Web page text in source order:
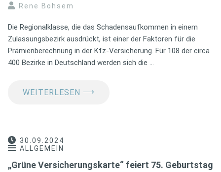
Rene Bohsem
Die Regionalklasse, die das Schadensaufkommen in einem
Zulassungsbezirk ausdrückt, ist einer der Faktoren für die
Prämienberechnung in der Kfz-Versicherung. Für 108 der circa
400 Bezirke in Deutschland werden sich die …
WEITERLESEN ⟶
30.09.2024
ALLGEMEIN
„Grüne Versicherungskarte“ feiert 75. Geburtstag